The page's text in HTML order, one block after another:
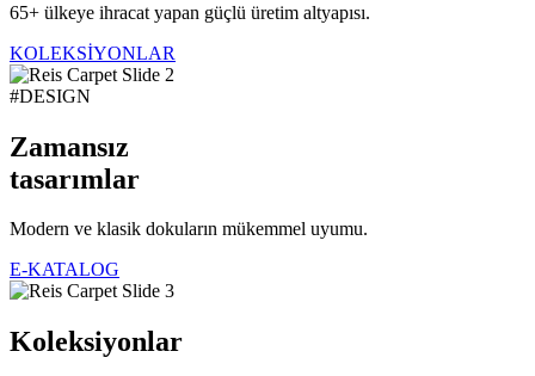
65+ ülkeye ihracat yapan güçlü üretim altyapısı.
KOLEKSİYONLAR
#DESIGN
Zamansız
tasarımlar
Modern ve klasik dokuların mükemmel uyumu.
E-KATALOG
Koleksiyonlar